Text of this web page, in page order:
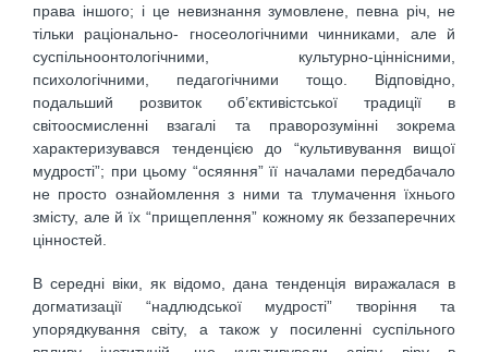
права іншого; і це невизнання зумовлене, певна річ, не
тільки раціонально- гносеологічними чинниками, але й
суспільноонтологічними, культурно-ціннісними,
психологічними, педагогічними тощо. Відповідно,
подальший розвиток об’єктивістської традиції в
світоосмисленні взагалі та праворозумінні зокрема
характеризувався тенденцією до “культивування вищої
мудрості”; при цьому “осяяння” її началами передбачало
не просто ознайомлення з ними та тлумачення їхнього
змісту, але й їх “прищеплення” кожному як беззаперечних
цінностей.
В середні віки, як відомо, дана тенденція виражалася в
догматизації “надлюдської мудрості” творіння та
упорядкування світу, а також у посиленні суспільного